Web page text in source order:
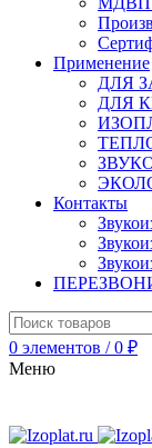
Применение
ДЛЯ
ДЛЯ
Контакты
0 элементов / 0 ₽
Меню